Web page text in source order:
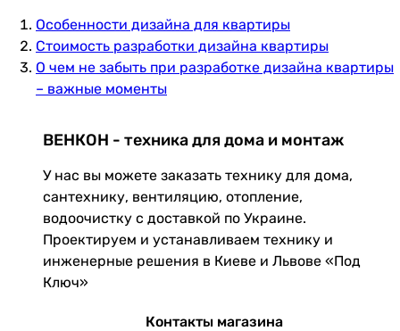
Особенности дизайна для квартиры
Стоимость разработки дизайна квартиры
О чем не забыть при разработке дизайна квартиры
– важные моменты
ВЕНКОН - техника для дома и монтаж
У нас вы можете заказать технику для дома,
сантехнику, вентиляцию, отопление,
водоочистку с доставкой по Украине.
Проектируем и устанавливаем технику и
инженерные решения в Киеве и Львове «Под
Ключ»
Контакты магазина